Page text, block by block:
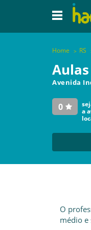
Home RS
Avenida
0
a
O
médio e